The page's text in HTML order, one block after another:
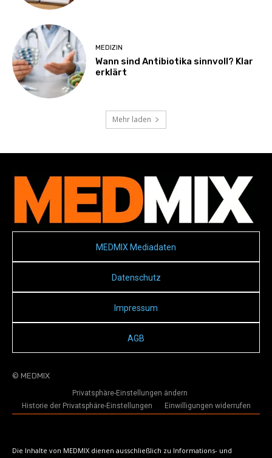
MEDIZIN
Wann sind Antibiotika sinnvoll? Klar
erklärt
Mehr laden
MEDMIX Mediadaten
Datenschutz
Impressum
AGB
© MEDMIX
Privatsphäre-Einstellungen ändern
Historie der Privatsphäre-Einstellungen
Einwilligungen widerrufen
Die Inhalte von MEDMIX dienen ausschließlich zu Informations- und